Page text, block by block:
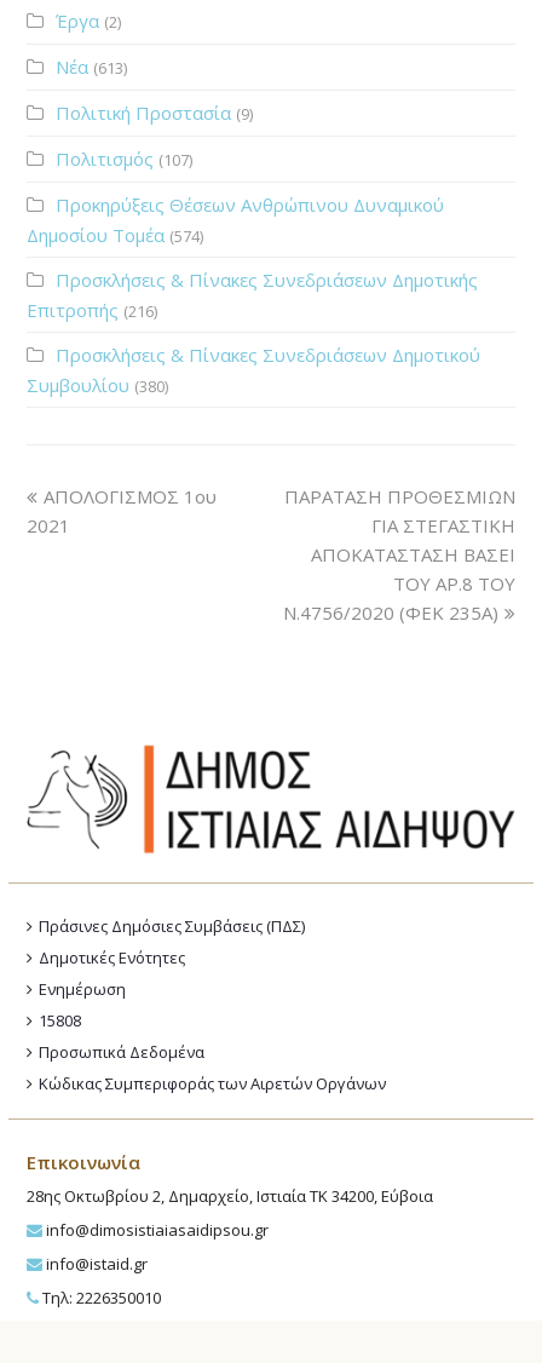
Έργα (2)
Νέα (613)
Πολιτική Προστασία (9)
Πολιτισμός (107)
Προκηρύξεις Θέσεων Ανθρώπινου Δυναμικού
Δημοσίου Τομέα (574)
Προσκλήσεις & Πίνακες Συνεδριάσεων Δημοτικής
Επιτροπής (216)
Προσκλήσεις & Πίνακες Συνεδριάσεων Δημοτικού
Συμβουλίου (380)
ΑΠΟΛΟΓΙΣΜΟΣ 1ου
2021
ΠΑΡΑΤΑΣΗ ΠΡΟΘΕΣΜΙΩΝ
ΓΙΑ ΣΤΕΓΑΣΤΙΚΗ
ΑΠΟΚΑΤΑΣΤΑΣΗ ΒΑΣΕΙ
ΤΟΥ ΑΡ.8 ΤΟΥ
Ν.4756/2020 (ΦΕΚ 235Α)
Πράσινες Δημόσιες Συμβάσεις (ΠΔΣ)
Δημοτικές Ενότητες
Ενημέρωση
15808
Προσωπικά Δεδομένα
Κώδικας Συμπεριφοράς των Αιρετών Οργάνων
Επικοινωνία
28ης Οκτωβρίου 2, Δημαρχείο, Ιστιαία ΤΚ 34200, Εύβοια
info@dimosistiaiasaidipsou.gr
info@istaid.gr
Τηλ: 2226350010